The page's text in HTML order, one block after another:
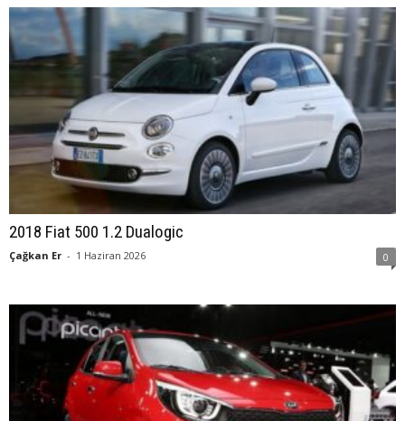
2018 Fiat 500 1.2 Dualogic
Çağkan Er - 1 Haziran 2026 0